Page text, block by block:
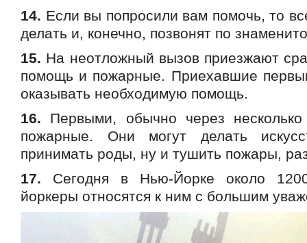
14. Если вы попросили вам помочь, то
делать и, конечно, позвонят по
15. На неотложный вызов приезжают
помощь и пожарные. Приехавшие
оказывать необходимую помощь.
16. Первыми, обычно через
пожарные. Они могут делать
принимать роды, ну и тушить пожары,
17. Сегодня в Нью-Йорке около
йоркеры относятся к ним с большим